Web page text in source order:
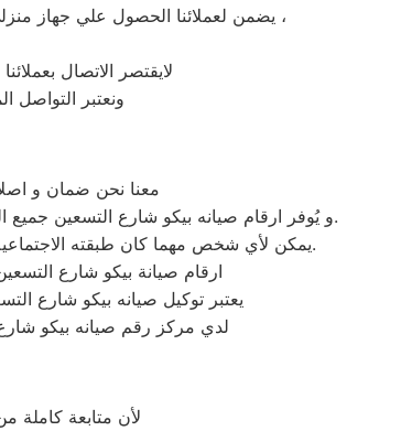
يضمن لعملائنا الحصول علي جهاز منزلي متكامل يعمل بأعلى مستوى من الكفاءة التي ينتظرها عملائنا ولتعزيز الثقة في مركز صيانة بيكو شارع التسعين المعتمد بشارع التسعين ،
لايقتصر الاتصال
ونعتبر التواصل
معنا نحن ضمان و
و يُوفر ارقام صيانه بيكو شارع التسعين جميع الخدمات والمميزات التي تُساهم في تحقيق راحة وأمان العملاء من خلال تخفيض أسعار تلك الخدمات والبُعد التام عن التكاليف المالية باهظة الثمن.
يمكن لأي شخص مهما كان طبقته الاجتماعية الحصول علي كافة الخدمات وأعمال التصليح التي يُقدمها توكيل ميكروويف بيكو المُدعمة بباقات من الخصومات والعروض التي ليس لها مثيل.
ارقام صيانة بيكو شارع
يعتبر توكيل صيانه بيكو شارع
لدي مركز رقم صيانه بيكو
لأن متابعة كاملة